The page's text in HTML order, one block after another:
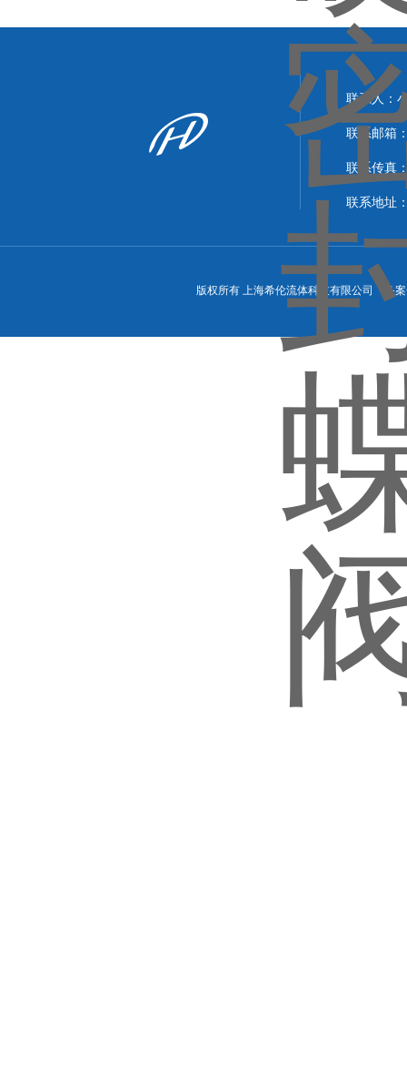
联系人：
联系邮箱
联系传真
联系地址
版权所有 上海希伦流体科技有限公司 备